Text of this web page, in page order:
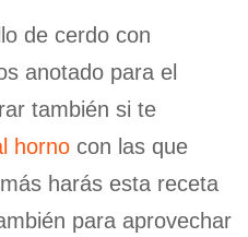
de cerdo con
anotado para el
también si te
horno con las que
harás esta receta
para aprovechar